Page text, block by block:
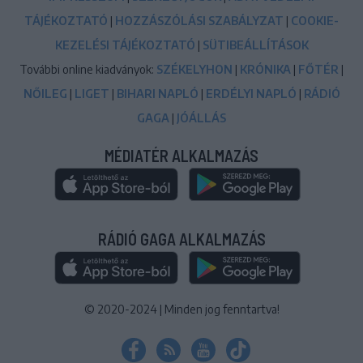
TÁJÉKOZTATÓ | HOZZÁSZÓLÁSI SZABÁLYZAT | COOKIE-
KEZELÉSI TÁJÉKOZTATÓ | SÜTIBEÁLLÍTÁSOK
További online kiadványok: SZÉKELYHON | KRÓNIKA | FŐTÉR |
NŐILEG | LIGET | BIHARI NAPLÓ | ERDÉLYI NAPLÓ | RÁDIÓ
GAGA | JÓÁLLÁS
MÉDIATÉR ALKALMAZÁS
RÁDIÓ GAGA ALKALMAZÁS
© 2020-2024 | Minden jog fenntartva!